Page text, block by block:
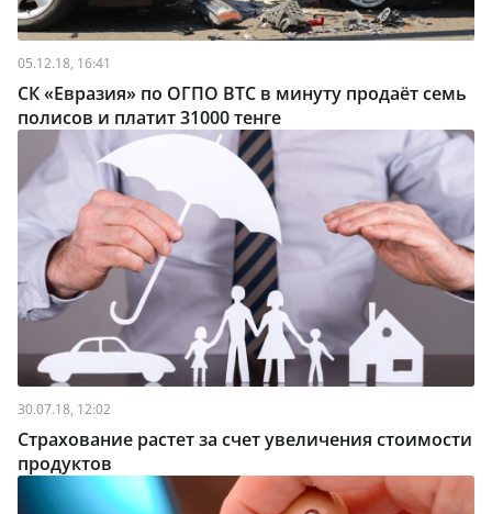
05.12.18, 16:41
СК «Евразия» по ОГПО ВТС в минуту продаёт семь
полисов и платит 31000 тенге
30.07.18, 12:02
Страхование растет за счет увеличения стоимости
продуктов